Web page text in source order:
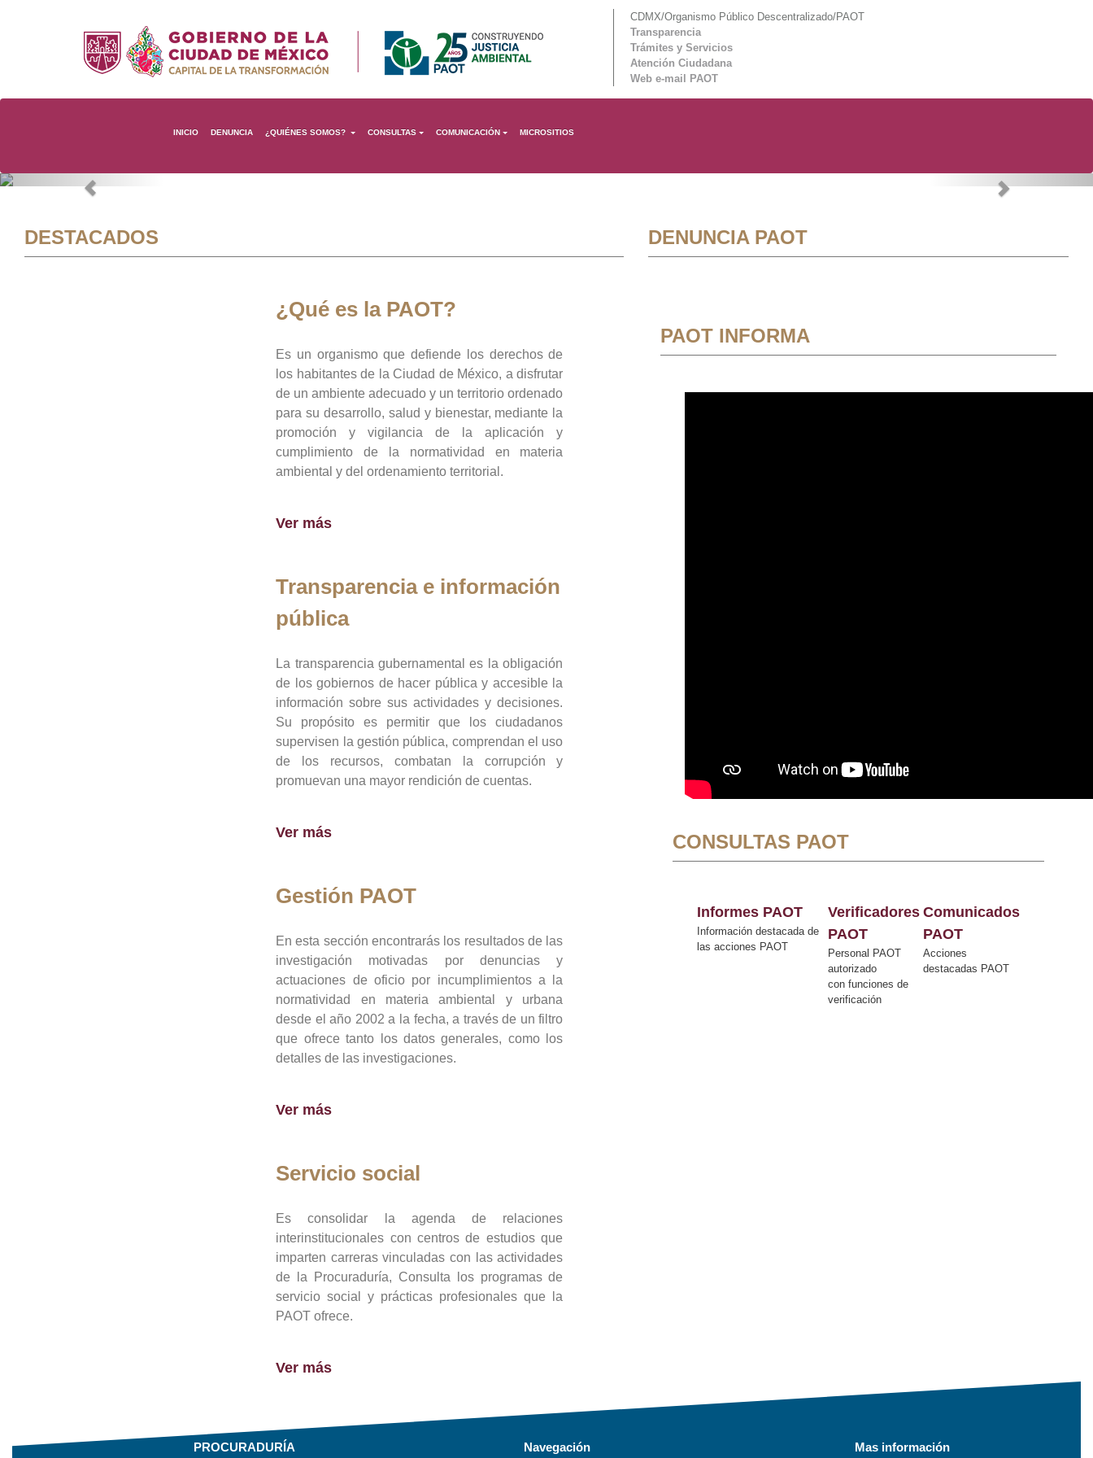
CDMX/Organismo Público Descentralizado/PAOT
Transparencia
Trámites y Servicios
Atención Ciudadana
Web e-mail PAOT
INICIO DENUNCIA ¿QUIÉNES SOMOS? CONSULTAS COMUNICACIÓN MICROSITIOS
Previous Next
DESTACADOS
¿Qué es la PAOT?
Es un organismo que defiende los derechos de
los habitantes de la Ciudad de México, a disfrutar
de un ambiente adecuado y un territorio ordenado
para su desarrollo, salud y bienestar, mediante la
promoción y vigilancia de la aplicación y
cumplimiento de la normatividad en materia
ambiental y del ordenamiento territorial.
Ver más
Transparencia e información
pública
La transparencia gubernamental es la obligación
de los gobiernos de hacer pública y accesible la
información sobre sus actividades y decisiones.
Su propósito es permitir que los ciudadanos
supervisen la gestión pública, comprendan el uso
de los recursos, combatan la corrupción y
promuevan una mayor rendición de cuentas.
Ver más
Gestión PAOT
En esta sección encontrarás los resultados de las
investigación motivadas por denuncias y
actuaciones de oficio por incumplimientos a la
normatividad en materia ambiental y urbana
desde el año 2002 a la fecha, a través de un filtro
que ofrece tanto los datos generales, como los
detalles de las investigaciones.
Ver más
Servicio social
Es consolidar la agenda de relaciones
interinstitucionales con centros de estudios que
imparten carreras vinculadas con las actividades
de la Procuraduría, Consulta los programas de
servicio social y prácticas profesionales que la
PAOT ofrece.
Ver más
DENUNCIA PAOT
PAOT INFORMA
CONSULTAS PAOT
Informes PAOT
Información destacada de
las acciones PAOT
Verificadores
PAOT
Personal PAOT
autorizado
con funciones de
verificación
Comunicados
PAOT
Acciones
destacadas PAOT
PROCURADURÍA Navegación Mas información